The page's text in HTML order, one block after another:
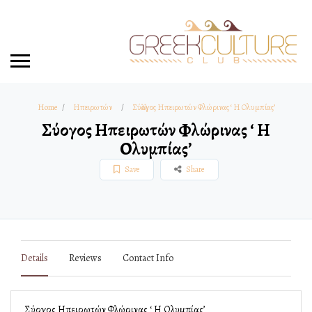
Home Ηπειρωτών Σύλλογος Ηπειρωτών Φλώρινας ‘ Η Ολυμπίας’
Σύλλογος Ηπειρωτών Φλώρινας ‘ Η
Ολυμπίας’
Save Share
Details Reviews Contact Info